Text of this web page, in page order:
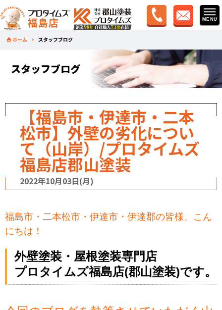
ホーム スタッフブログ
スタッフブログ
【福島市・伊達市・二本
松市】外壁の劣化につい
て（山岸）/プロタイムズ
福島店郡山塗装
2022年10月03日(月)
福島市・二本松市・伊達市・伊達郡の皆様、こん
にちは！
外壁塗装・屋根塗装専門店
プロタイムズ福島店(郡山塗装)です。